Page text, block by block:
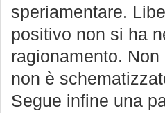
speriamentare.
positivo non si ha
ragionamento.
non è
Segue infine una